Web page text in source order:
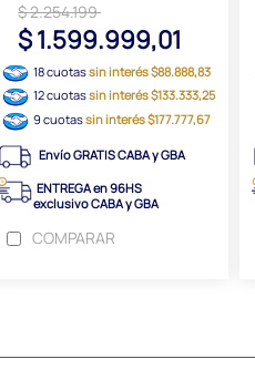
$ 2.254.199
$ 1.599.999,01
18 cuotassin interés $88.888,83
12 cuotassin interés $133.333,25
9 cuotassin interés $177.777,67
Envío GRATIS CABA y GBA
ENTREGA en 96HS
exclusivo CABA y GBA
COMPARAR